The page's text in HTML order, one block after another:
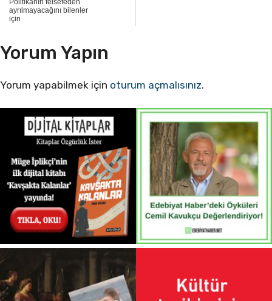
Politikanın felsefeden
ayrılmayacağını bilenler
için
Yorum Yapın
Yorum yapabilmek için oturum açmalısınız.